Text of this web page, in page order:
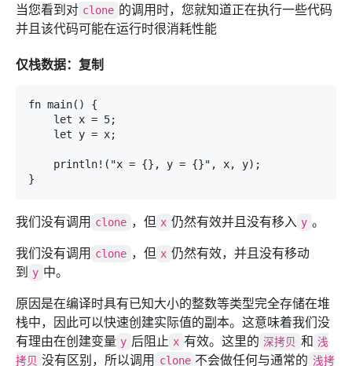
当您看到对 clone 的调用时，您就知道正在执行一些代码
并且该代码可能在运行时很消耗性能
仅栈数据：复制
fn main() {
    let x = 5;
    let y = x;
    println!("x = {}, y = {}", x, y);
}
我们没有调用 clone ，但 x 仍然有效并且没有移入 y 。
我们没有调用 clone ，但 x 仍然有效，并且没有移动
到 y 中。
原因是在编译时具有已知大小的整数等类型完全存储在堆
栈中，因此可以快速创建实际值的副本。这意味着我们没
有理由在创建变量 y 后阻止 x 有效。这里的 深拷贝 和 浅
拷贝 没有区别，所以调用 clone 不会做任何与通常的 浅拷